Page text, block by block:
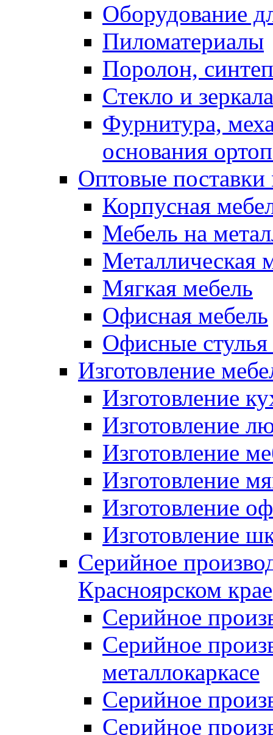
Оборудование
Пиломатериалы
Поролон,
Стекло и зеркала
Фурнитура,
основания
Оптовые поставки
Корпусная
Мебель на
Металлическая
Мягкая мебель
Офисная мебель
Офисные стулья
Изготовление
Изготовление
Изготовление
Изготовление
Изготовление
Изготовление
Изготовление
Серийное
Красноярском крае
Серийное
Серийное
металлокаркасе
Серийное
Серийное